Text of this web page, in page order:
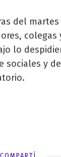
del
colegas
lo
sociales y